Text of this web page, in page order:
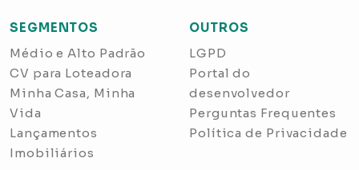
SEGMENTOS
Médio e Alto Padrão
CV para Loteadora
Minha Casa, Minha
Vida
Lançamentos
Imobiliários
OUTROS
LGPD
Portal do
desenvolvedor
Perguntas Frequentes
Política de Privacidade